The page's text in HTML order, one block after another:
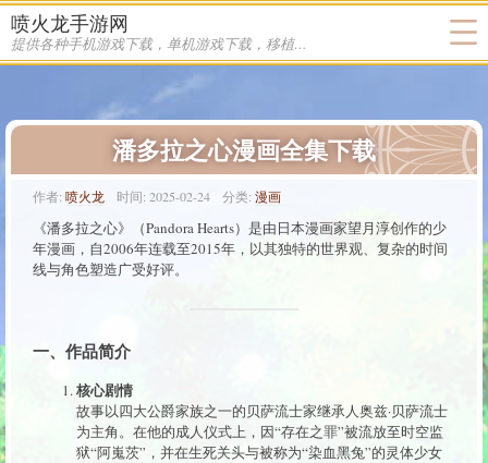
喷火龙手游网
提供各种手机游戏下载，单机游戏下载，移植游戏下载
潘多拉之心漫画全集下载
作者: 喷火龙 时间: 2025-02-24 分类: 漫画
《潘多拉之心》（Pandora Hearts）是由日本漫画家望月淳创作的少
年漫画，自2006年连载至2015年，以其独特的世界观、复杂的时间
线与角色塑造广受好评。
一、作品简介
核心剧情
故事以四大公爵家族之一的贝萨流士家继承人奥兹·贝萨流士
为主角。在他的成人仪式上，因“存在之罪”被流放至时空监
狱“阿嵬茨”，并在生死关头与被称为“染血黑兔”的灵体少女